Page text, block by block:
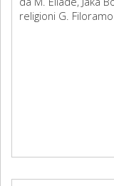
religioni G.